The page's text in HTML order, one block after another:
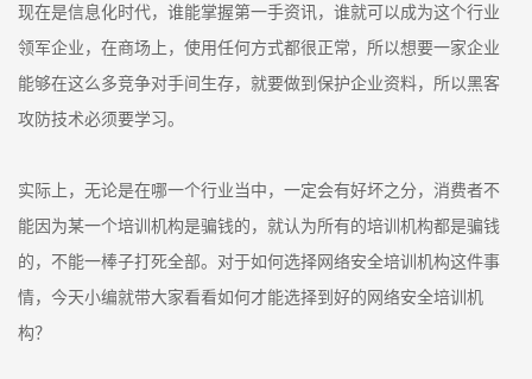
现在是信息化时代，谁能掌握第一手资讯，谁就可以成为这个行业
领军企业，在商场上，使用任何方式都很正常，所以想要一家企业
能够在这么多竞争对手间生存，就要做到保护企业资料，所以黑客
攻防技术必须要学习。
实际上，无论是在哪一个行业当中，一定会有好坏之分，消费者不
能因为某一个培训机构是骗钱的，就认为所有的培训机构都是骗钱
的，不能一棒子打死全部。对于如何选择网络安全培训机构这件事
情，今天小编就带大家看看如何才能选择到好的网络安全培训机
构？